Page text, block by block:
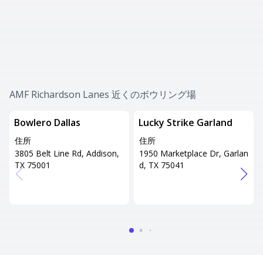
AMF Richardson Lanes 近くのボウリング場
Bowlero Dallas
住所
3805 Belt Line Rd, Addison,
TX 75001
Lucky Strike Garland
住所
1950 Marketplace Dr, Garlan
d, TX 75041